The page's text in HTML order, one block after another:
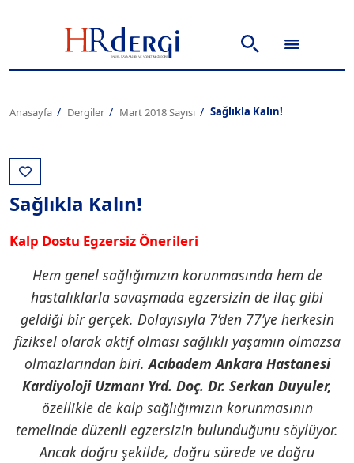
Anasayfa Dergiler Mart 2018 Sayısı Sağlıkla Kalın!
Sağlıkla Kalın!
Kalp Dostu Egzersiz Önerileri
Hem genel sağlığımızın korunmasında hem de
hastalıklarla savaşmada egzersizin de ilaç gibi
geldiği bir gerçek. Dolayısıyla 7’den 77’ye herkesin
fiziksel olarak aktif olması sağlıklı yaşamın olmazsa
olmazlarından biri.Acıbadem Ankara Hastanesi
Kardiyoloji Uzmanı Yrd. Doç. Dr. Serkan Duyuler,
özellikle de kalp sağlığımızın korunmasının
temelinde düzenli egzersizin bulunduğunu söylüyor.
Ancak doğru şekilde, doğru sürede ve doğru